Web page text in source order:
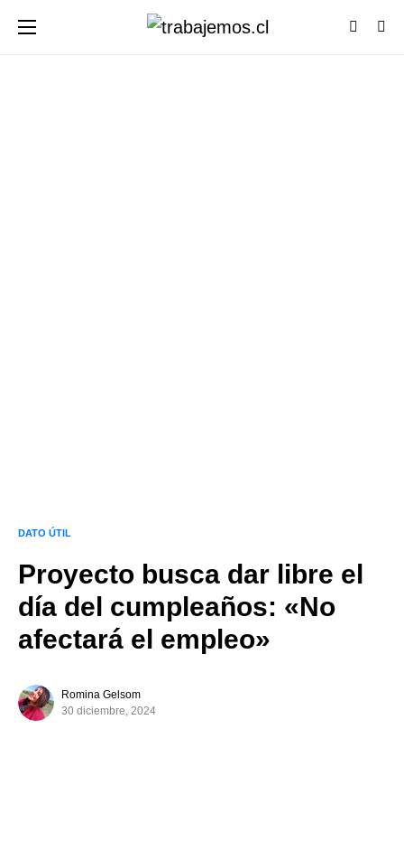
DATO ÚTIL
Proyecto busca dar libre el
día del cumpleaños: «No
afectará el empleo»
Romina Gelsom
30 diciembre, 2024